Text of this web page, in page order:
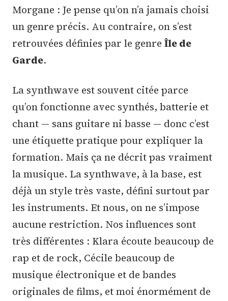
Morgane : Je pense qu’on n’a jamais choisi
un genre précis. Au contraire, on s’est
retrouvées définies par le genre Île de
Garde.
La synthwave est souvent citée parce
qu’on fonctionne avec synthés, batterie et
chant — sans guitare ni basse — donc c’est
une étiquette pratique pour expliquer la
formation. Mais ça ne décrit pas vraiment
la musique. La synthwave, à la base, est
déjà un style très vaste, défini surtout par
les instruments. Et nous, on ne s’impose
aucune restriction. Nos influences sont
très différentes : Klara écoute beaucoup de
rap et de rock, Cécile beaucoup de
musique électronique et de bandes
originales de films, et moi énormément de